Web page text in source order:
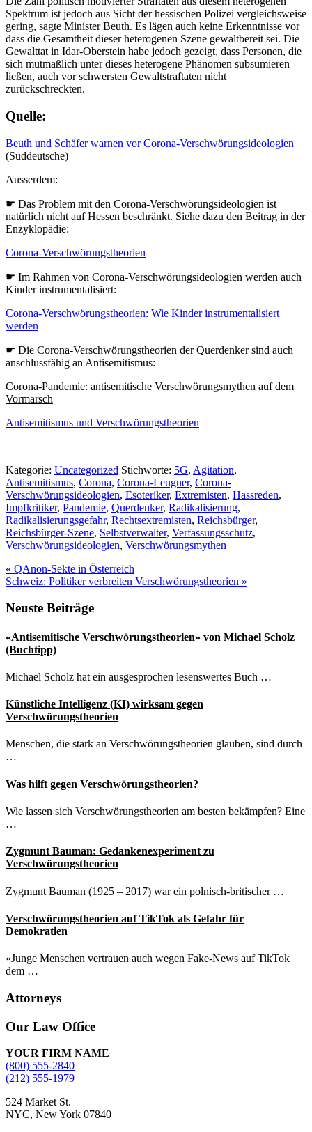
Spektrum ist jedoch aus Sicht der hessischen Polizei vergleichsweise
gering, sagte Minister Beuth. Es lägen auch keine Erkenntnisse vor
dass die Gesamtheit dieser heterogenen Szene gewaltbereit sei. Die
Gewalttat in Idar-Oberstein habe jedoch gezeigt, dass Personen, die
sich mutmaßlich unter dieses heterogene Phänomen subsumieren
ließen, auch vor schwersten Gewaltstraftaten nicht
zurückschreckten.
Quelle:
Beuth und Schäfer warnen vor Corona-Verschwörungsideologien
(Süddeutsche)
Ausserdem:
☛ Das Problem mit den Corona-Verschwörungsideologien ist
natürlich nicht auf Hessen beschränkt. Siehe dazu den Beitrag in der
Enzyklopädie:
Corona-Verschwörungstheorien
☛ Im Rahmen von Corona-Verschwörungsideologien werden auch
Kinder instrumentalisiert:
Corona-Verschwörungstheorien: Wie Kinder instrumentalisiert
werden
☛ Die Corona-Verschwörungstheorien der Querdenker sind auch
anschlussfähig an Antisemitismus:
Corona-Pandemie: antisemitische Verschwörungsmythen auf dem
Vormarsch
Antisemitismus und Verschwörungstheorien
Kategorie: Uncategorized Stichworte: 5G, Agitation,
Antisemitismus, Corona, Corona-Leugner, Corona-
Verschwörungsideologien, Esoteriker, Extremisten, Hassreden,
Impfkritiker, Pandemie, Querdenker, Radikalisierung,
Radikalisierungsgefahr, Rechtsextremisten, Reichsbürger,
Reichsbürger-Szene, Selbstverwalter, Verfassungsschutz,
Verschwörungsideologien, Verschwörungsmythen
Vorheriger
Beitrag:
« QAnon-Sekte in Österreich
Nächster
Schweiz: Politiker verbreiten Verschwörungstheorien »
Seitenspalte
Neuste Beiträge
«Antisemitische Verschwörungstheorien» von Michael Scholz
(Buchtipp)
Michael Scholz hat ein ausgesprochen lesenswertes Buch …
Künstliche Intelligenz (KI) wirksam gegen
Verschwörungstheorien
Menschen, die stark an Verschwörungstheorien glauben, sind durch
…
Was hilft gegen Verschwörungstheorien?
Wie lassen sich Verschwörungstheorien am besten bekämpfen? Eine
…
Zygmunt Bauman: Gedankenexperiment zu
Verschwörungstheorien
Zygmunt Bauman (1925 – 2017) war ein polnisch-britischer …
Verschwörungstheorien auf TikTok als Gefahr für
Demokratien
«Junge Menschen vertrauen auch wegen Fake-News auf TikTok
dem …
Attorneys
Site
Footer
Our Law Office
YOUR FIRM NAME
(800) 555-2840
(212) 555-1979
524 Market St.
NYC, New York 07840